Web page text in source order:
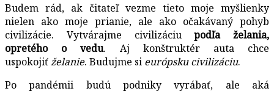
Budem rád, ak čitateľ vezme tieto moje myšlienky
nielen ako moje prianie, ale ako očakávaný pohyb
civilizácie. Vytvárajme civilizáciupodľa želania,
opretého o vedu. Aj konštruktér auta chce
uspokojiťželanie. Budujme si európsku civilizáciu.
Po pandémii budú podniky vyrábať, ale aká